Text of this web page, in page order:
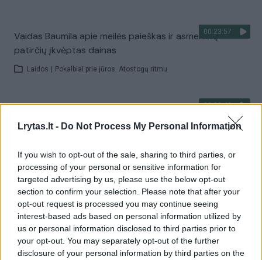
Lrytas.lt - Do Not Process My Personal Information
If you wish to opt-out of the sale, sharing to third parties, or
processing of your personal or sensitive information for
targeted advertising by us, please use the below opt-out
section to confirm your selection. Please note that after your
opt-out request is processed you may continue seeing
interest-based ads based on personal information utilized by
us or personal information disclosed to third parties prior to
your opt-out. You may separately opt-out of the further
disclosure of your personal information by third parties on the
00:23:57
Vaidas Baumila apie meilės paieškas ir asmeninių
patirčių įkvėptas dainas
Laidos Pokalbiai prie jūros. Atostogų ritmu
00:00:40
pastebėti virš karinės bazės
Visi įrašai
Žiūrimiausi įrašai